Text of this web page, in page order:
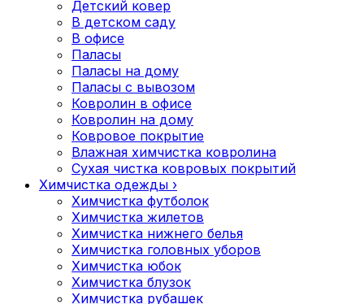
Детский ковер
В детском саду
В офисе
Паласы
Паласы на дому
Паласы с вывозом
Ковролин в офисе
Ковролин на дому
Ковровое покрытие
Влажная химчистка ковролина
Cухая чистка ковровых покрытий
Химчистка одежды ›
Химчистка футболок
Химчистка жилетов
Химчистка нижнего белья
Химчистка головных уборов
Химчистка юбок
Химчистка блузок
Химчистка рубашек